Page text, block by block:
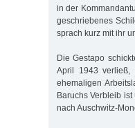
in der
geschriebenes
sprach kurz mit ihr
Die Gestapo
April 1943 verließ,
ehemaligen
Baruchs Verbleib
nach Auschwitz-